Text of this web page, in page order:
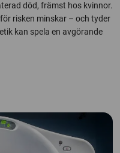
död, främst hos kvinnor.
risken minskar – och tyder
kan spela en avgörande